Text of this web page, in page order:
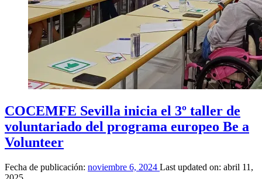
afectadas”
COCEMFE Sevilla inicia el 3º taller de
voluntariado del programa europeo Be a
Volunteer
Fecha de publicación: noviembre 6, 2024 Last updated on: abril 11,